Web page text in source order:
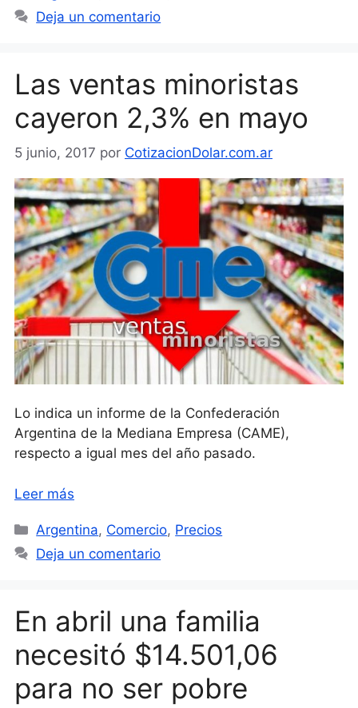
Deja un comentario
Las ventas minoristas
cayeron 2,3% en mayo
5 junio, 2017 por CotizacionDolar.com.ar
Lo indica un informe de la Confederación
Argentina de la Mediana Empresa (CAME),
respecto a igual mes del año pasado.
Leer más
Categorías
Argentina, Comercio, Precios
Deja un comentario
En abril una familia
necesitó $14.501,06
para no ser pobre